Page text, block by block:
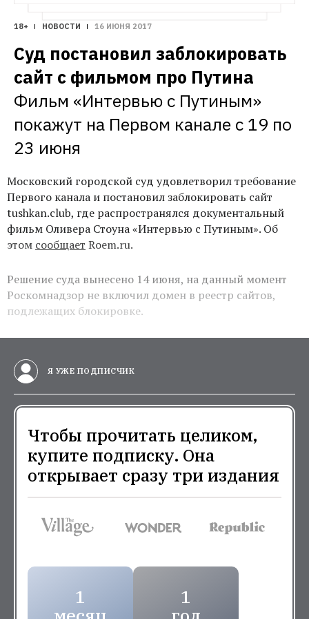
18+ НОВОСТИ 16 ИЮНЯ 2017
Суд постановил заблокировать
сайт с фильмом про Путина
Фильм «Интервью с Путиным»
покажут на Первом канале с 19 по
23 июня
Московский городской суд удовлетворил требование
Первого канала и постановил заблокировать сайт
tushkan.club, где распространялся документальный
фильм Оливера Стоуна «Интервью с Путиным». Об
этом сообщает Roem.ru.
Решение суда вынесено 14 июня, на данный момент
Роскомнадзор не включил домен в реестр сайтов,
подлежащих блокировке.
Я УЖЕ ПОДПИСЧИК
Чтобы прочитать целиком,
купите подписку. Она
открывает сразу три издания
1
1